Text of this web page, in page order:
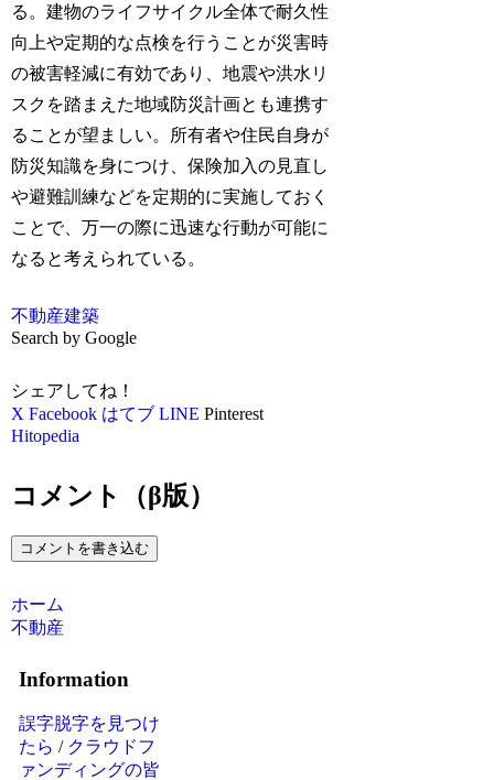
る。建物のライフサイクル全体で耐久性
向上や定期的な点検を行うことが災害時
の被害軽減に有効であり、地震や洪水リ
スクを踏まえた地域防災計画とも連携す
ることが望ましい。所有者や住民自身が
防災知識を身につけ、保険加入の見直し
や避難訓練などを定期的に実施しておく
ことで、万一の際に迅速な行動が可能に
なると考えられている。
不動産建築
Search by Google
シェアしてね！
X Facebook はてブ LINE Pinterest
Hitopedia
コメント（β版）
コメントを書き込む
ホーム
不動産
Information
誤字脱字を見つけ
たら / クラウドフ
ァンディングの皆